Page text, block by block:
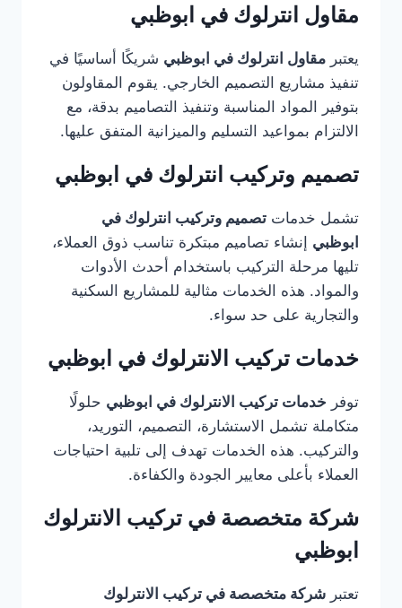
مقاول انترلوك في ابوظبي
يعتبر مقاول انترلوك في ابوظبي شريكًا أساسيًا في
تنفيذ مشاريع التصميم الخارجي. يقوم المقاولون
بتوفير المواد المناسبة وتنفيذ التصاميم بدقة، مع
الالتزام بمواعيد التسليم والميزانية المتفق عليها.
تصميم وتركيب انترلوك في ابوظبي
تشمل خدمات تصميم وتركيب انترلوك في
ابوظبي إنشاء تصاميم مبتكرة تناسب ذوق العملاء،
تليها مرحلة التركيب باستخدام أحدث الأدوات
والمواد. هذه الخدمات مثالية للمشاريع السكنية
والتجارية على حد سواء.
خدمات تركيب الانترلوك في ابوظبي
توفر خدمات تركيب الانترلوك في ابوظبي حلولًا
متكاملة تشمل الاستشارة، التصميم، التوريد،
والتركيب. هذه الخدمات تهدف إلى تلبية احتياجات
العملاء بأعلى معايير الجودة والكفاءة.
شركة متخصصة في تركيب الانترلوك
ابوظبي
تعتبر شركة متخصصة في تركيب الانترلوك